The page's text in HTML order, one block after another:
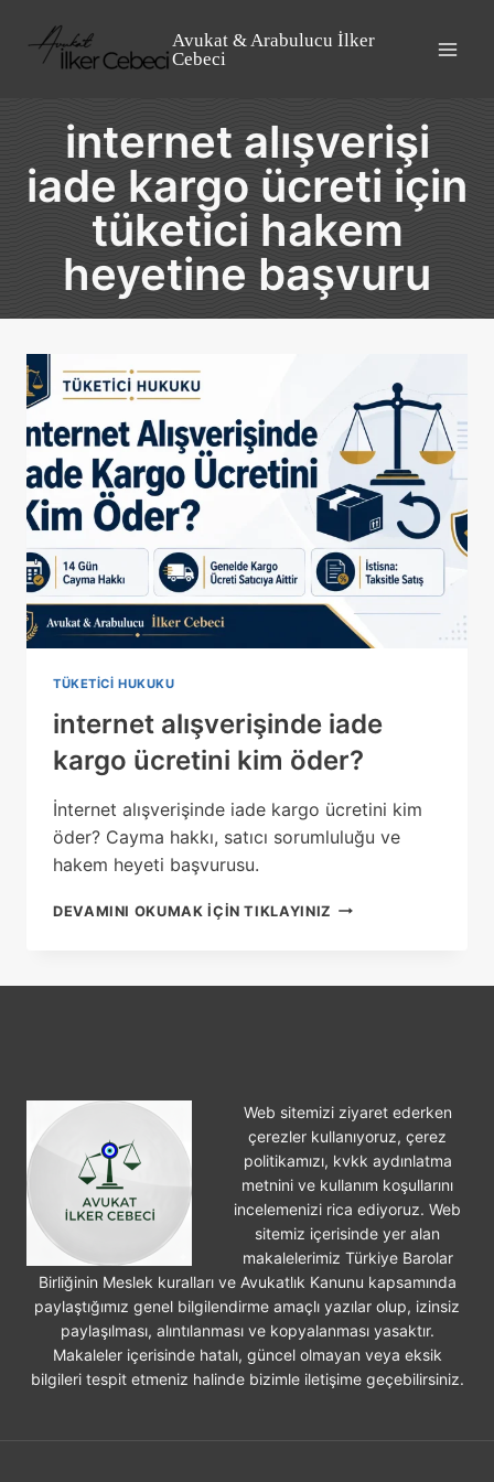
content
Avukat & Arabulucu İlker
Cebeci
internet alışverişi
iade kargo ücreti için
tüketici hakem
heyetine başvuru
TÜKETICI HUKUKU
internet alışverişinde iade
kargo ücretini kim öder?
İnternet alışverişinde iade kargo ücretini kim
öder? Cayma hakkı, satıcı sorumluluğu ve
hakem heyeti başvurusu.
DEVAMINI OKUMAK IÇIN TIKLAYINIZ INTERNET
Web sitemizi ziyaret ederken
çerezler kullanıyoruz, çerez
politikamızı, kvkk aydınlatma
metnini ve kullanım koşullarını
incelemenizi rica ediyoruz. Web
sitemiz içerisinde yer alan
makalelerimiz Türkiye Barolar
Birliğinin Meslek kuralları ve Avukatlık Kanunu kapsamında
paylaştığımız genel bilgilendirme amaçlı yazılar olup, izinsiz
paylaşılması, alıntılanması ve kopyalanması yasaktır.
Makaleler içerisinde hatalı, güncel olmayan veya eksik
bilgileri tespit etmeniz halinde bizimle iletişime geçebilirsiniz.